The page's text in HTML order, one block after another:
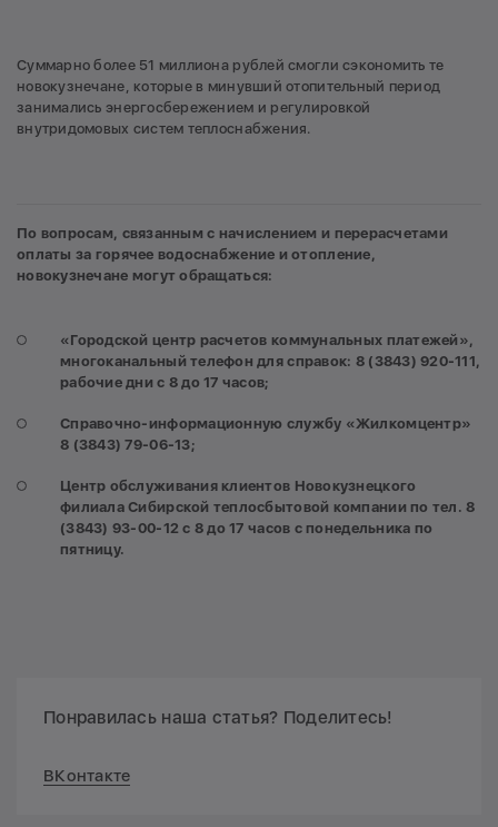
Суммарно более 51 миллиона рублей смогли сэкономить те
новокузнечане, которые в минувший отопительный период
занимались энергосбережением и регулировкой
внутридомовых систем теплоснабжения.
По вопросам, связанным с начислением и перерасчетами
оплаты за горячее водоснабжение и отопление,
новокузнечане могут обращаться:
«Городской центр расчетов коммунальных платежей»,
многоканальный телефон для справок: 8 (3843) 920-111,
рабочие дни с 8 до 17 часов;
Справочно-информационную службу «Жилкомцентр»
8 (3843) 79-06-13;
Центр обслуживания клиентов Новокузнецкого
филиала Сибирской теплосбытовой компании по тел. 8
(3843) 93-00-12 с 8 до 17 часов с понедельника по
пятницу.
Понравилась наша статья? Поделитесь!
ВКонтакте